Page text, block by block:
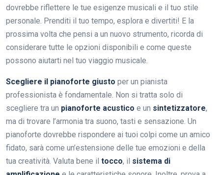
dovrebbe riflettere le tue esigenze musicali e il tuo stile
personale. Prenditi il tuo tempo, esplora e divertiti! E la
prossima volta che pensi a un nuovo strumento, ricorda di
considerare tutte le opzioni disponibili e come queste
possono aiutarti nel tuo viaggio musicale.
Scegliere il pianoforte giusto per un pianista
professionista è fondamentale. Non si tratta solo di
scegliere tra un pianoforte acustico e un sintetizzatore,
ma di trovare l’armonia tra suono, tasti e sensazione. Un
pianoforte dovrebbe rispondere ai tuoi colpi come un amico
fidato, sarà come un’estensione delle tue emozioni e della
tua creatività. Valuta bene il tocco, il sistema di